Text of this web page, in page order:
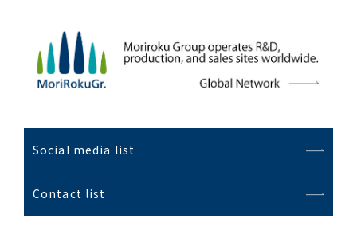
Social media list
Contact list